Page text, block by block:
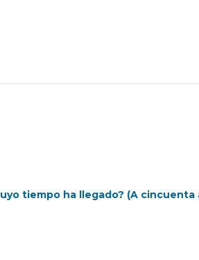
tiempo ha llegado? (A cincuenta